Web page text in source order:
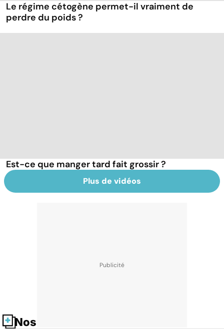
Le régime cétogène permet-il vraiment de
perdre du poids ?
Est-ce que manger tard fait grossir ?
Plus de vidéos
Nos fiches santé